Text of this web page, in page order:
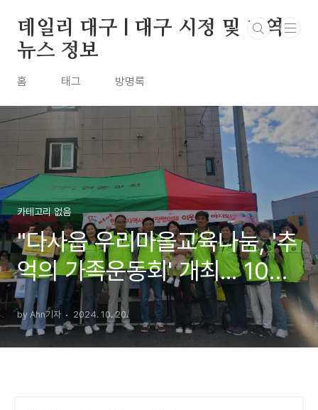
데일리 대구 | 대구 시정 및 지역
뉴스 정보
홈 태그 방명록
카테고리 없음
"다사읍 우리마을교육나눔, '추
억의 가족운동회' 개최... 100
여 명 참가 성황"
by Ahn기자 2024. 10. 20.